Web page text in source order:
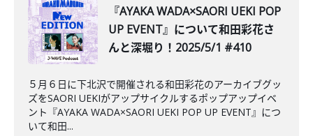
『AYAKA WADA×SAORI UEKI POP
UP EVENT』について和田彩花さ
んと深堀り！2025/5/1 #410
５月６日に下北沢で開催される和田彩花のアーカイブグッ
ズをSAORI UEKIがアップサイクルするポップアップイベ
ント『AYAKA WADA×SAORI UEKI POP UP EVENT』につ
いて和田...